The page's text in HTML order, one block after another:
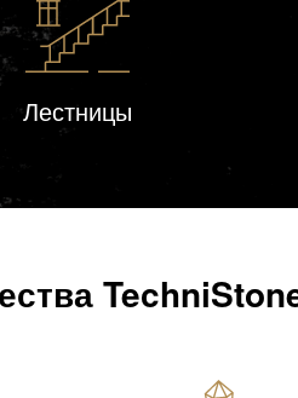
Лестницы